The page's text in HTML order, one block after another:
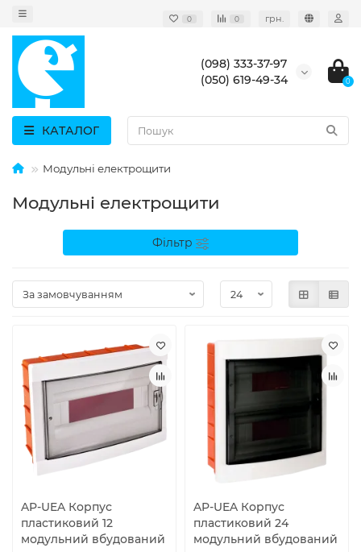
0 0 грн.
(098) 333-37-97
(050) 619-49-34
0
КАТАЛОГ
Модульні електрощити
Модульні електрощити
Фільтр
AP-UEA Корпус
пластиковий 12
модульний вбудований
AP-UEA Корпус
пластиковий 24
модульний вбудований